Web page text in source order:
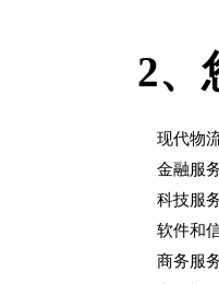
2、
现代物
金融服
科技服
软件和
商务服